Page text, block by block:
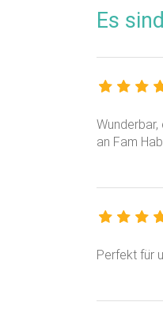
Es
an Fam
Perfekt für